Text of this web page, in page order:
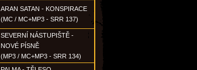
ARAN SATAN - KONSPIRACE
(MC / MC+MP3 - SRR 137)
SEVERNÍ NÁSTUPIŠTĚ -
NOVÉ PÍSNĚ
(MP3 / MC+MP3 - SRR 134)